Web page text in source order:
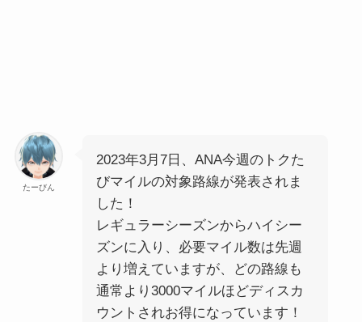
たーびん
2023年3月7日、ANA今週のトクた
びマイルの対象路線が発表されま
した！
レギュラーシーズンからハイシー
ズンに入り、必要マイル数は先週
より増えていますが、どの路線も
通常より3000マイルほどディスカ
ウントされお得になっています！